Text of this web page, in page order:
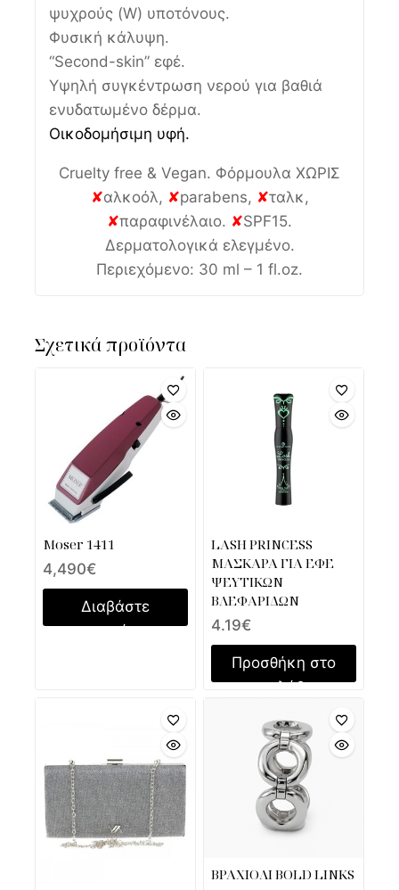
ψυχρούς (W) υποτόνους.
Φυσική κάλυψη.
“Second-skin” εφέ.
Υψηλή συγκέντρωση νερού για βαθιά
ενυδατωμένο δέρμα.
Οικοδομήσιμη υφή.
Cruelty free & Vegan. Φόρμουλα ΧΩΡΙΣ
✘αλκοόλ, ✘parabens, ✘ταλκ,
✘παραφινέλαιο. ✘SPF15.
Δερματολογικά ελεγμένο.
Περιεχόμενο: 30 ml – 1 fl.oz.
Σχετικά προϊόντα
Moser 1411
4,490€
Διαβάστε
περισσότερα
LASH PRINCESS
ΜΑΣΚΑΡΑ ΓΙΑ ΕΦΕ
ΨΕΥΤΙΚΩΝ
ΒΛΕΦΑΡΙΔΩΝ
4.19€
Προσθήκη στο
καλάθι
ΒΡΑΧΙΟΛΙ BOLD LINKS